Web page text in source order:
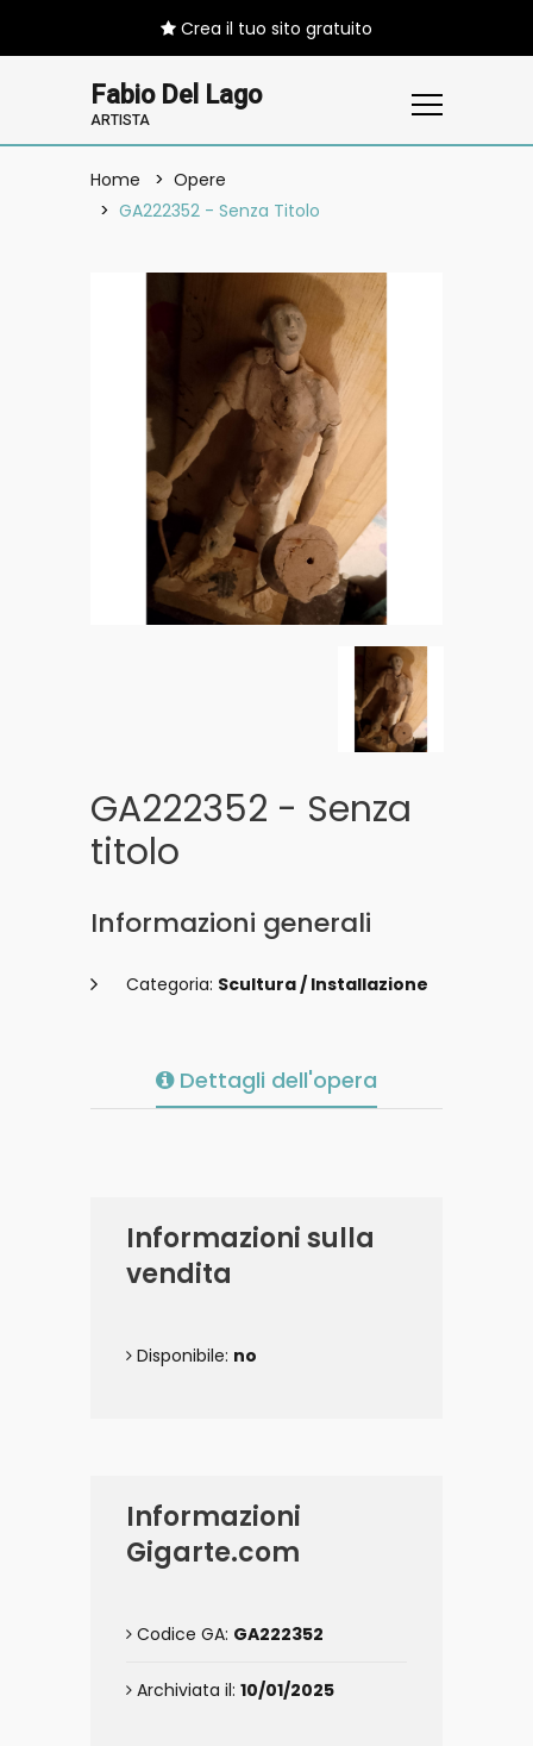
Crea il tuo sito gratuito
Fabio Del Lago
ARTISTA
Home
Opere
GA222352 - Senza Titolo
GA222352 - Senza
titolo
Informazioni generali
Categoria: Scultura / Installazione
Dettagli dell'opera
Informazioni sulla
vendita
Disponibile: no
Informazioni
Gigarte.com
Codice GA: GA222352
Archiviata il: 10/01/2025